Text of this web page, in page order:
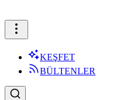
KEŞFET
BÜLTENLER